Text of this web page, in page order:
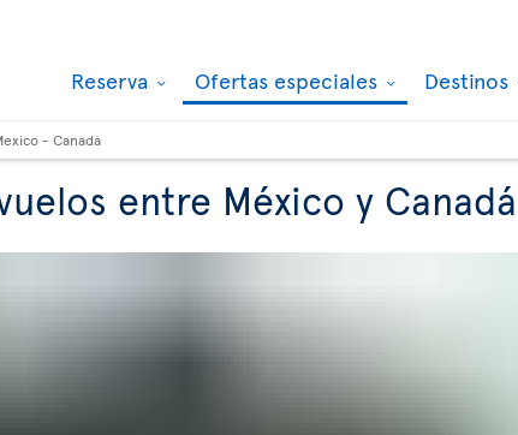
Reserva Ofertas especiales Destinos
- Canada
entre México y Canadá